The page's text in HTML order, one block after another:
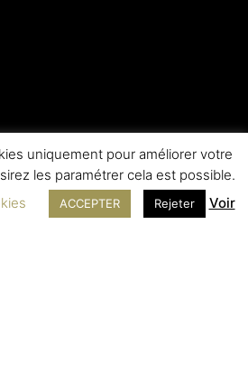
uniquement pour améliorer votre
les paramétrer cela est possible.
ACCEPTER Rejeter Voir